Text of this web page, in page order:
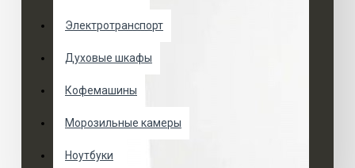
Электротранспорт
Духовые шкафы
Кофемашины
Морозильные камеры
Ноутбуки